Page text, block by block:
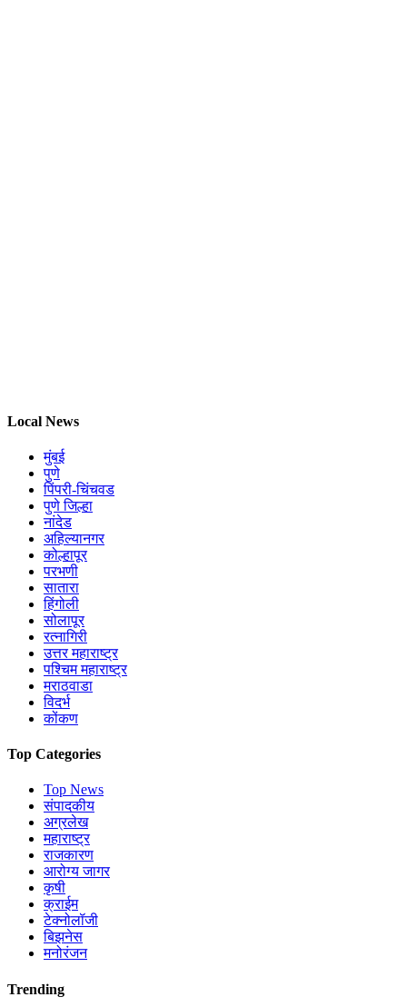
Local News
मुंबई
पुणे
पिंपरी-चिंचवड
पुणे जिल्हा
नांदेड
अहिल्यानगर
कोल्हापूर
परभणी
सातारा
हिंगोली
सोलापूर
रत्नागिरी
उत्तर महाराष्ट्र
पश्चिम महाराष्ट्र
मराठवाडा
विदर्भ
कोंकण
Top Categories
Top News
संपादकीय
अग्रलेख
महाराष्ट्र
राजकारण
आरोग्य जागर
कृषी
क्राईम
टेक्नोलॉजी
बिझनेस
मनोरंजन
Trending